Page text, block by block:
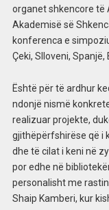
organet shkencore të
Akademisë së
konferenca e
Çeki, Slloveni,
Është për të ardhur
ndonjë nismë
realizuar projekte,
gjithëpërfshirëse që i
dhe të cilat i keni në
por edhe në
personalisht me
Shaip Kamberi, kur